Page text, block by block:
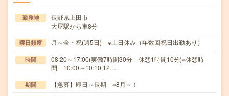
勤務地
長野県上田市
大屋駅から車8分
曜日頻度 月～金・祝(週5日) ※土日休み（年数回祝日出勤あり）
時間
08:20～17:00(実働7時間30分 休憩1時間10分)※休憩時
間 10:00～10:10,12…
期間 【急募】即日～長期 ※8月～！